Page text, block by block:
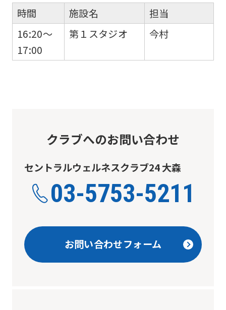
時間
16:20～
17:00
施設名
第１スタジオ
担当
今村
クラブへのお問い合わせ
セントラルウェルネスクラブ24 大森
03-5753-5211
お問い合わせフォーム
this
before
using
the